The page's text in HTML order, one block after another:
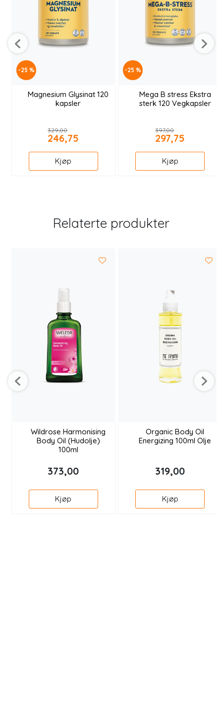
-25 %
Magnesium Glysinat 120
kapsler
329,00
246,75
Kjøp
-25 %
Mega B stress Ekstra
sterk 120 Vegkapsler
397,00
297,75
Kjøp
Relaterte produkter
Wildrose Harmonising
Body Oil (Hudolje)
100ml
373,00
Kjøp
Organic Body Oil
Energizing 100ml Olje
319,00
Kjøp